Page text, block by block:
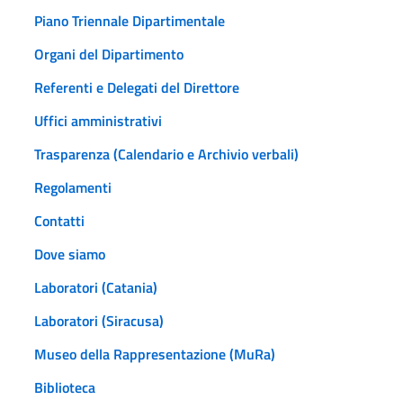
Piano Triennale Dipartimentale
Organi del Dipartimento
Referenti e Delegati del Direttore
Uffici amministrativi
Trasparenza (Calendario e Archivio verbali)
Regolamenti
Contatti
Dove siamo
Laboratori (Catania)
Laboratori (Siracusa)
Museo della Rappresentazione (MuRa)
Biblioteca